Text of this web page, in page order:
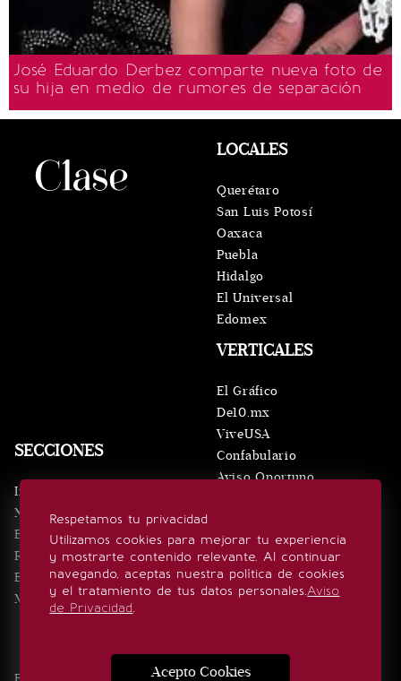
José Eduardo Derbez comparte nueva foto de
su hija en medio de rumores de separación
Respetamos tu privacidad
Utilizamos cookies para mejorar tu experiencia
y mostrarte contenido relevante. Al continuar
navegando, aceptas nuestra política de cookies
y el tratamiento de tus datos personales.Aviso
de Privacidad.
Acepto Cookies
SECCIONES
Inicio
Noticias
Eventos
Realeza
Estilo de vida
Minuto x Minuto
VERTICALES
El Gráfico
De10.mx
ViveUSA
Confabulario
Aviso Oportuno
LOCALES
Querétaro
San Luis Potosí
Oaxaca
Puebla
Hidalgo
El Universal
Edomex
SÍGUENOS